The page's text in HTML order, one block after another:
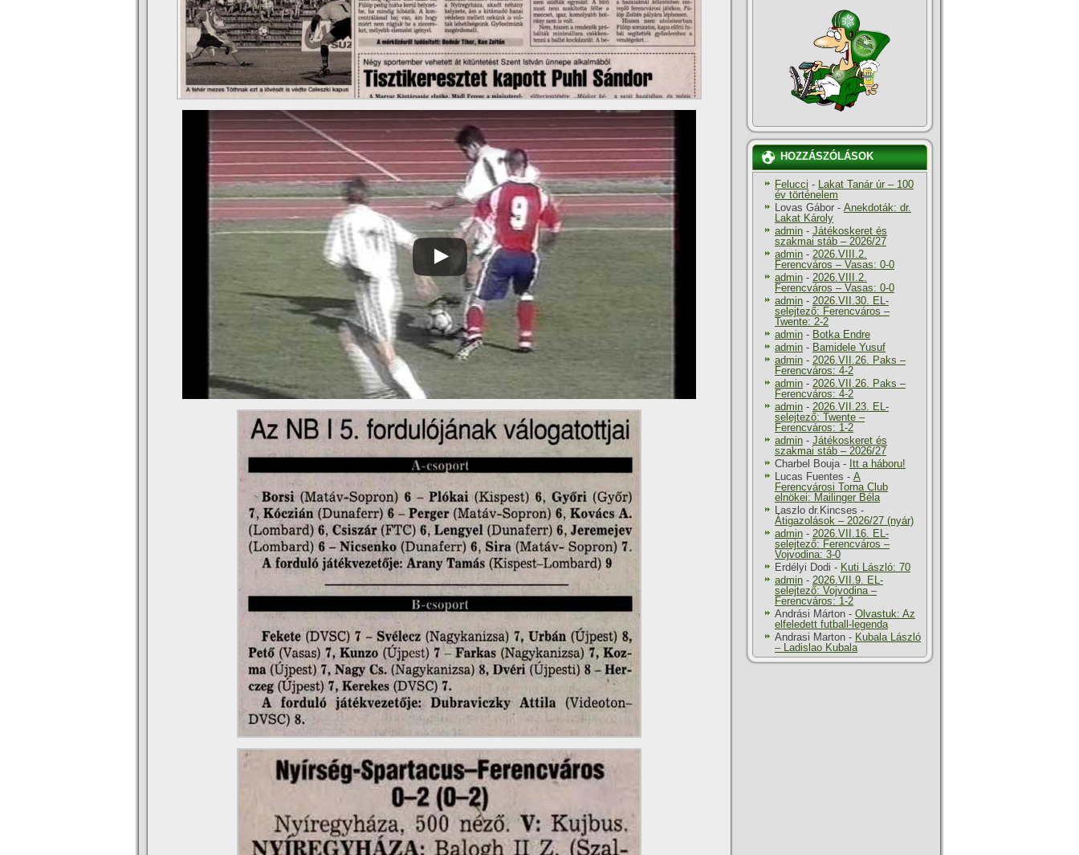
HOZZÁSZÓLÁSOK
Felucci - Lakat Tanár úr – 100
év történelem
Lovas Gábor - Anekdoták: dr.
Lakat Károly
admin - Játékoskeret és
szakmai stáb – 2026/27
admin - 2026.VIII.2.
Ferencváros – Vasas: 0-0
admin - 2026.VIII.2.
Ferencváros – Vasas: 0-0
admin - 2026.VII.30. EL-
selejtező: Ferencváros –
Twente: 2-2
admin - Botka Endre
admin - Bamidele Yusuf
admin - 2026.VII.26. Paks –
Ferencváros: 4-2
admin - 2026.VII.26. Paks –
Ferencváros: 4-2
admin - 2026.VII.23. EL-
selejtező: Twente –
Ferencváros: 1-2
admin - Játékoskeret és
szakmai stáb – 2026/27
Charbel Bouja- Itt a háboru!
Lucas Fuentes - A
Ferencvárosi Torna Club
elnökei: Mailinger Béla
Laszlo dr.Kincses -
Átigazolások – 2026/27 (nyár)
admin - 2026.VII.16. EL-
selejtező: Ferencváros –
Vojvodina: 3-0
Erdélyi Dodi - Kuti László: 70
admin - 2026.VII.9. EL-
selejtező: Vojvodina –
Ferencváros: 1-2
Andrási Márton - Olvastuk: Az
elfeledett futball-legenda
Andrasi Marton - Kubala László
– Ladislao Kubala